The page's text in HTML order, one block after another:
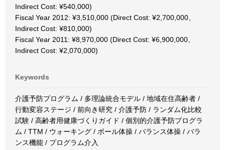
Indirect Cost: ¥540,000)
Fiscal Year 2012: ¥3,510,000 (Direct Cost: ¥2,700,000、
Indirect Cost: ¥810,000)
Fiscal Year 2011: ¥8,970,000 (Direct Cost: ¥6,900,000、
Indirect Cost: ¥2,070,000)
Keywords
介護予防プログラム / 多理論統合モデル / 地域在住高齢者 /
行動変容ステージ / 前向き研究 / 介護予防 / ランダム化比較
試験 / 高齢者用健康づくりガイド / 個別的介護予防プログラ
ム / TTM / ウォーキング / ボール体操 / バランス体操 / バラ
ンス機能 / プログラム介入